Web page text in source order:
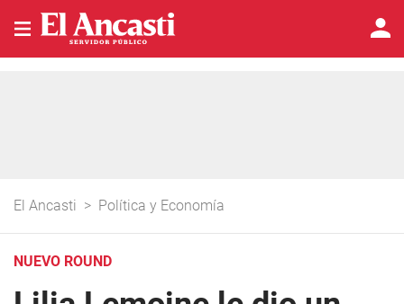
El Ancasti > Política y Economía
NUEVO ROUND